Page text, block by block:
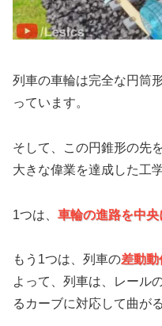
列車の車輪は完全な円筒
っています。
そして、この円錐形の先
大きな偉業を達成した工
1つは、 車輪の進路を中
もう1つは、列車の差動
よって、列車は、レール
るカーブに対応して曲が